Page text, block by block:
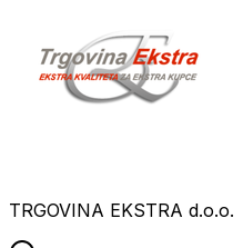
TRGOVINA EKSTRA d.o.o.